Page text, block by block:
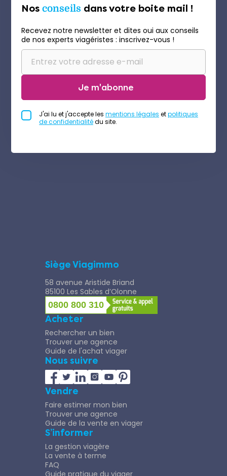
Nos conseils dans votre boite mail !
Recevez notre newsletter et dites oui aux conseils
de nos experts viagéristes : inscrivez-vous !
Je m'abonne
J'ai lu et j'accepte les mentions légales etpolitiques
de confidentialitédu site.
Siège Viagimmo
58 avenue Aristide Briand
85100 Les Sables d’Olonne
0800 800 310
Acheter
Rechercher un bien
Trouver une agence
Guide de l'achat viager
Nous suivre
Vendre
Faire estimer mon bien
Trouver une agence
Guide de la vente en viager
S’informer
La gestion viagère
La vente à terme
FAQ
Guide pratique du viager